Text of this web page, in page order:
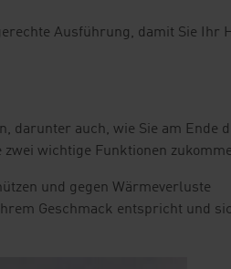
Ausführung, damit Sie Ihr
darunter auch, wie Sie am Ende
wichtige Funktionen
und gegen Wärmeverluste
Geschmack entspricht und